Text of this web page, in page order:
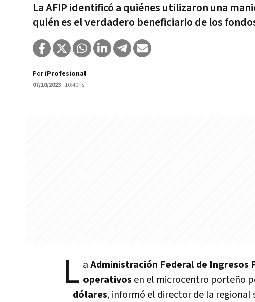
La AFIP identificó a quiénes utilizaron una
quién es el verdadero beneficiario de los
Por iProfesional
07/10/2023- 10:40hs
L aAdministración Federal de Ingresos
operativos en el microcentro porteño
dólares, informó el director de la regional